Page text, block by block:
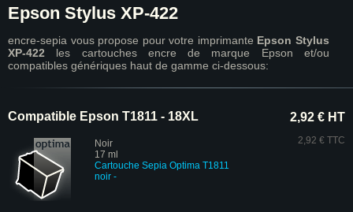
Epson Stylus XP-422
encre-sepia vous propose pour votre imprimante Epson Stylus
XP-422 les cartouches encre de marque Epson et/ou
compatibles génériques haut de gamme ci-dessous:
Compatible Epson T1811 - 18XL
Noir
17 ml
Cartouche Sepia Optima T1811
noir -
2,92 € HT
2,92 € TTC